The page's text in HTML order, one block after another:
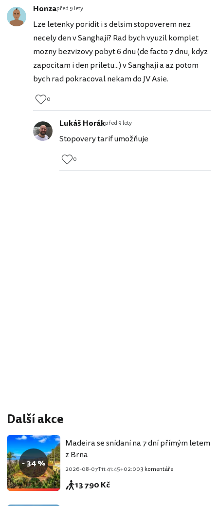
Honzapřed 9 lety
Lze letenky poridit i s delsim stopoverem nez
necely den v Sanghaji? Rad bych vyuzil komplet
mozny bezvizovy pobyt 6 dnu (de facto 7 dnu, kdyz
zapocitam i den priletu...) v Sanghaji a az potom
bych rad pokracoval nekam do JV Asie.
0
Lukáš Horákpřed 9 lety
Stopovery tarif umožňuje
0
Další akce
- 34 %
Madeira se snídaní na 7 dní přímým letem
z Brna
2026-08-07T11:41:45+02:003 komentáře
13 790 Kč